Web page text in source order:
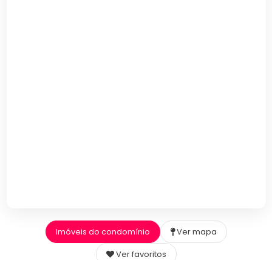
Imóveis do condomínio
Ver mapa
Ver favoritos